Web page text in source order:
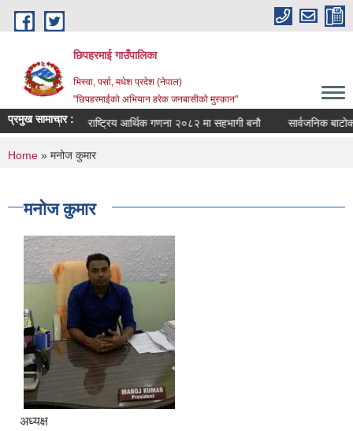
Skip to main content
छिपहरमाई गाउँपालिका
भिस्वा, पर्सा, मधेश प्रदेश (नेपाल)
"छिपहरमाईको अभियान हरेक जनबासीको मुस्कान"
प्रमुख सामाचार :
सम्बन्धमा राष्ट्रिय आर्थिक गणना २०८२ मा सहभागी बनौ सार्वजनिक
You are here
Home » मनोज कुमार
मनोज कुमार
अध्यक्ष